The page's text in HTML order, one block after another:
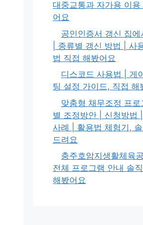
대중교통과 자가용 이
어요
공인인증서 갱신 집에
| 종류별 갱신 방법 | 사
법 직접 해봤어요
디스코드 사용법 | 게
팅 설정 가이드, 직접 해
맞춤형 채무조정 프
별 조정방안 | 신청방법
사례 | 활용법 체험기,
드려요
충주호암지생활체육
전체 프로그램 안내 솔
해봤어요